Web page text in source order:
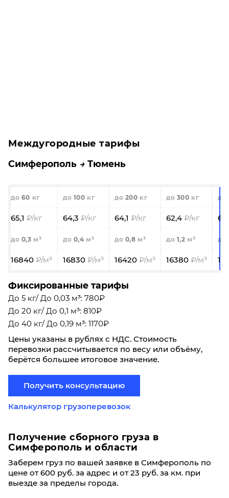
Междугородные тарифы
Симферополь Тюмень
60 100 200 300
65,1 64,3 64,1 62,4
0,3 0,4 0,8 1,2
16840 16830 16420 16380
Фиксированные тарифы
До 5 кг/ До 0,03 м³: 780₽
До 20 кг/ До 0,1 м³: 810₽
До 40 кг/ До 0,19 м³: 1170₽
Цены указаны в рублях с НДС. Стоимость
перевозки рассчитывается по весу или объёму,
берётся большее итоговое значение.
Получить консультацию
Калькулятор грузоперевозок
Получение сборного груза в
Симферополь и области
Заберем груз по вашей заявке в Симферополь по
цене от 600 руб. за адрес и от 23 руб. за км. при
выезде за пределы города.